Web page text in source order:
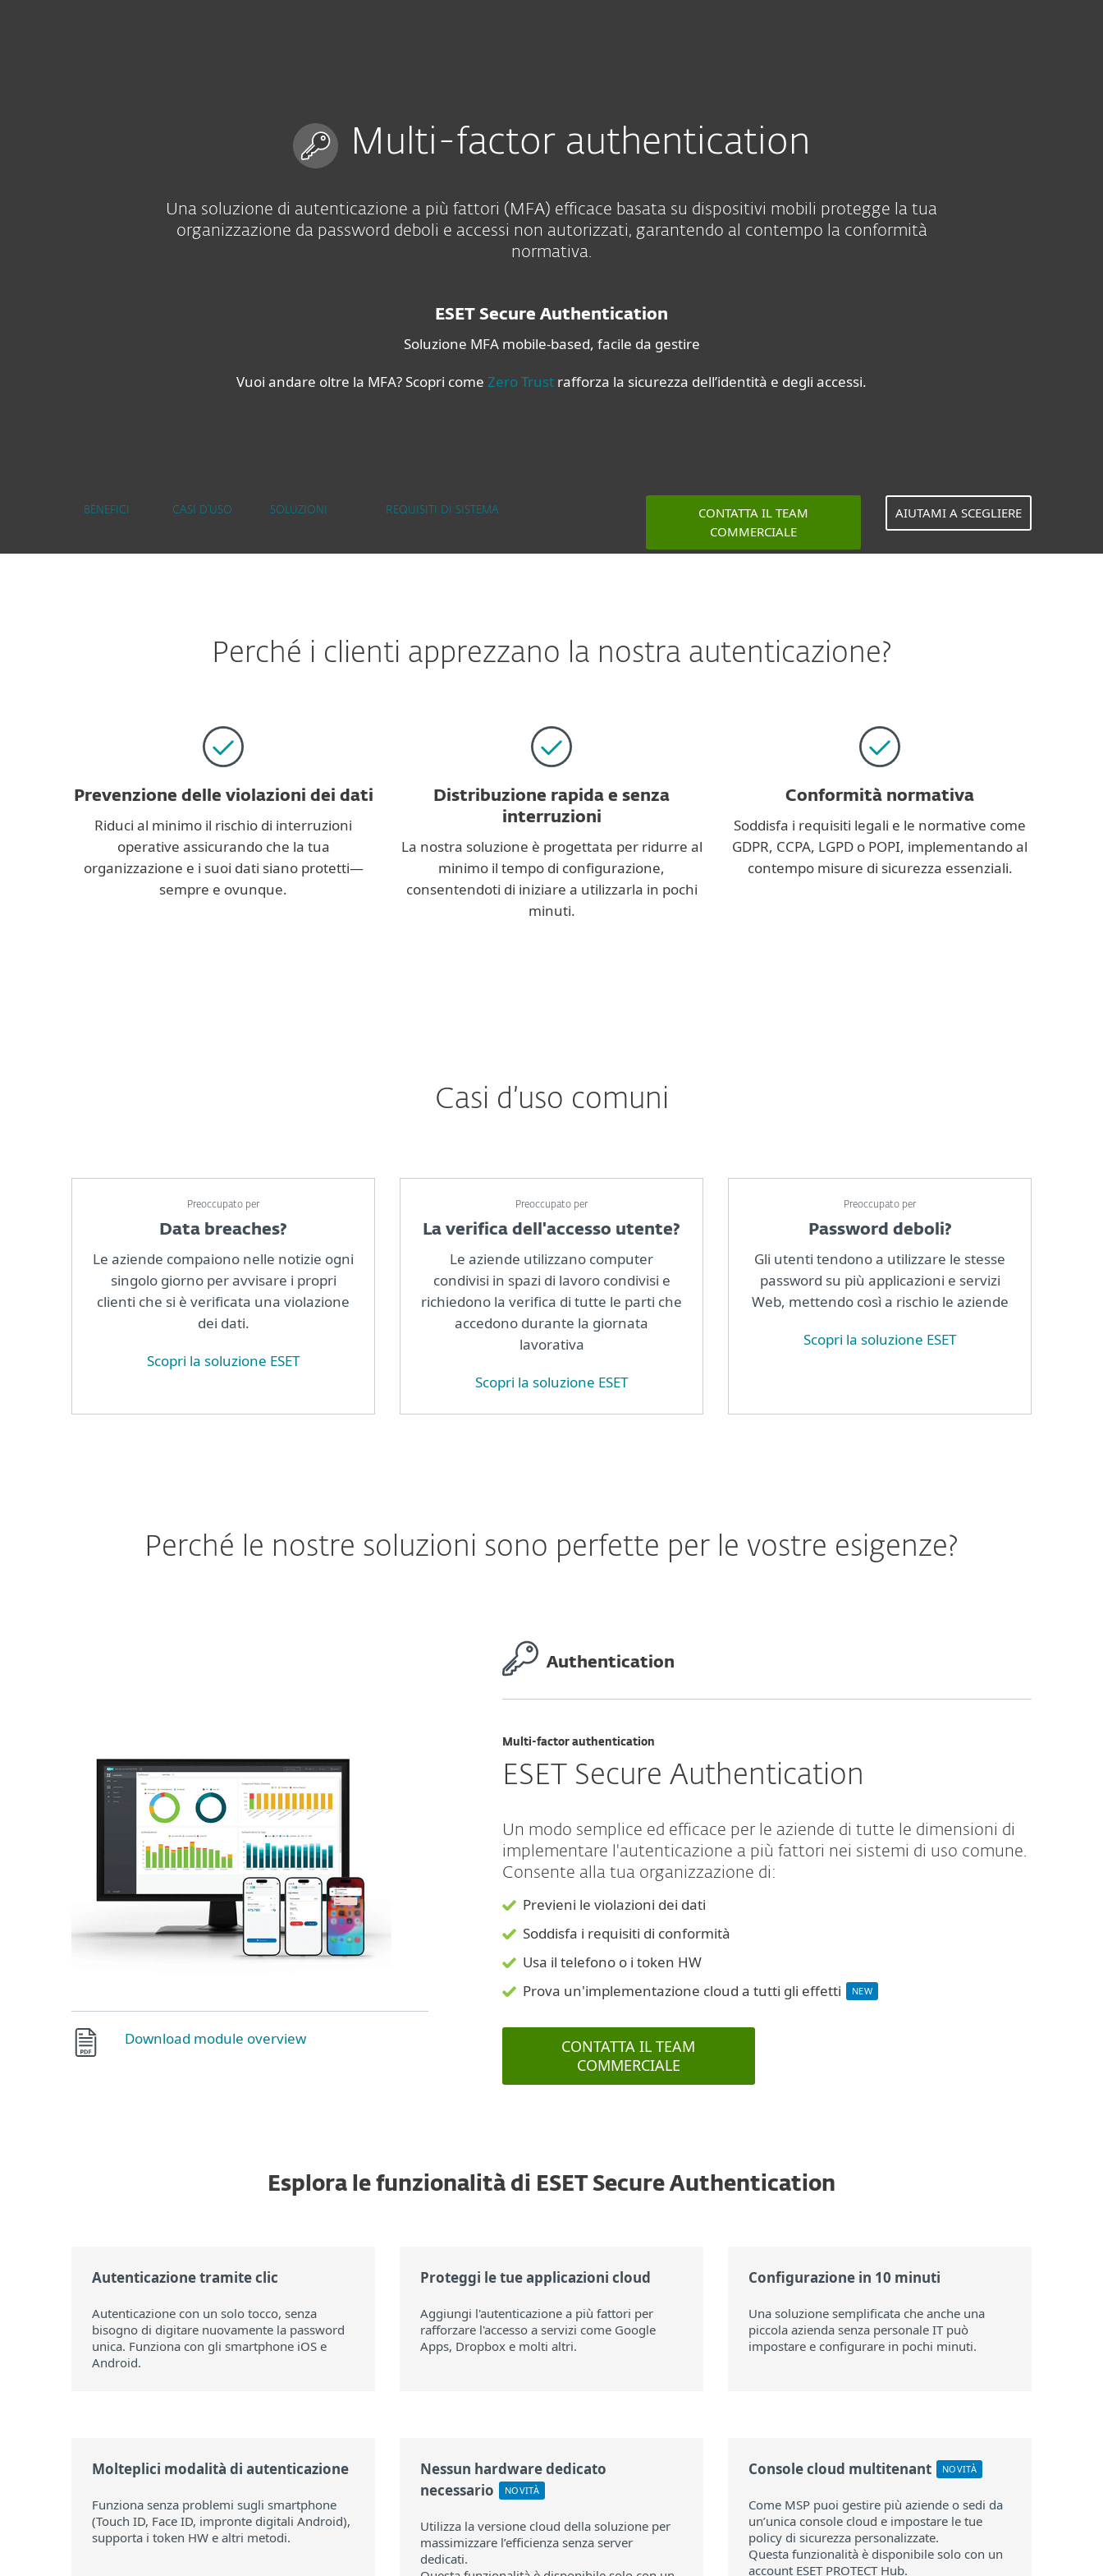
Multi-factor authentication
Una soluzione di autenticazione a più fattori (MFA) efficace basata su dispositivi mobili protegge la tua
organizzazione da password deboli e accessi non autorizzati, garantendo al contempo la conformità
normativa.
ESET Secure Authentication
Soluzione MFA mobile-based, facile da gestire
Vuoi andare oltre la MFA? Scopri come Zero Trust rafforza la sicurezza dell’identità e degli accessi.
BENEFICI CASI D’USO SOLUZIONI REQUISITI DI SISTEMA
CONTATTA IL TEAM
COMMERCIALE
AIUTAMI A SCEGLIERE
Perché i clienti apprezzano la nostra autenticazione?
Prevenzione delle violazioni dei dati
Riduci al minimo il rischio di interruzioni
operative assicurando che la tua
organizzazione e i suoi dati siano protetti—
sempre e ovunque.
Distribuzione rapida e senza
interruzioni
La nostra soluzione è progettata per ridurre al
minimo il tempo di configurazione,
consentendoti di iniziare a utilizzarla in pochi
minuti.
Conformità normativa
Soddisfa i requisiti legali e le normative come
GDPR, CCPA, LGPD o POPI, implementando al
contempo misure di sicurezza essenziali.
Casi d’uso comuni
Preoccupato per
Data breaches?
Le aziende compaiono nelle notizie ogni
singolo giorno per avvisare i propri
clienti che si è verificata una violazione
dei dati.
Scopri la soluzione ESET
Preoccupato per
La verifica dell'accesso utente?
Le aziende utilizzano computer
condivisi in spazi di lavoro condivisi e
richiedono la verifica di tutte le parti che
accedono durante la giornata
lavorativa
Scopri la soluzione ESET
Preoccupato per
Password deboli?
Gli utenti tendono a utilizzare le stesse
password su più applicazioni e servizi
Web, mettendo così a rischio le aziende
Scopri la soluzione ESET
Perché le nostre soluzioni sono perfette per le vostre esigenze?
Authentication
Download module overview
Multi-factor authentication
ESET Secure Authentication
Un modo semplice ed efficace per le aziende di tutte le dimensioni di
implementare l'autenticazione a più fattori nei sistemi di uso comune.
Consente alla tua organizzazione di:
Previeni le violazioni dei dati
Soddisfa i requisiti di conformità
Usa il telefono o i token HW
Prova un'implementazione cloud a tutti gli effetti
NEW
CONTATTA IL TEAM
COMMERCIALE
Esplora le funzionalità di ESET Secure Authentication
Autenticazione tramite clic
Autenticazione con un solo tocco, senza
bisogno di digitare nuovamente la password
unica. Funziona con gli smartphone iOS e
Android.
Proteggi le tue applicazioni cloud
Aggiungi l'autenticazione a più fattori per
rafforzare l'accesso a servizi come Google
Apps, Dropbox e molti altri.
Configurazione in 10 minuti
Una soluzione semplificata che anche una
piccola azienda senza personale IT può
impostare e configurare in pochi minuti.
Molteplici modalità di autenticazione
Funziona senza problemi sugli smartphone
(Touch ID, Face ID, impronte digitali Android),
supporta i token HW e altri metodi.
Nessun hardware dedicato
necessario
NOVITÀ
Utilizza la versione cloud della soluzione per
massimizzare l’efficienza senza server
dedicati.
Console cloud multitenant NOVITÀ
Come MSP puoi gestire più aziende o sedi da
un’unica console cloud e impostare le tue
policy di sicurezza personalizzate.
Questa funzionalità è disponibile solo con un
account ESET PROTECT Hub.